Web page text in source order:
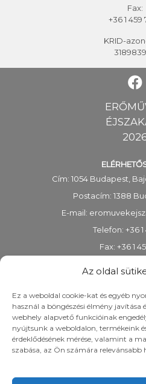
Az oldal
Ez a weboldal cookie-kat és egyéb
használ a böngészési élmény javítása
webhely alapvető funkcióinak
nyújtsunk a weboldalon, termékeink
érdeklődésének mérése, valamint a
szabása, az Ön számára relevánsabb
Fax:
+36 1 459
KRID-
Cím: 1054 Budapest,
Postacím: 1388
E-mail:
Telefon: +36 1
Fax: +36 1